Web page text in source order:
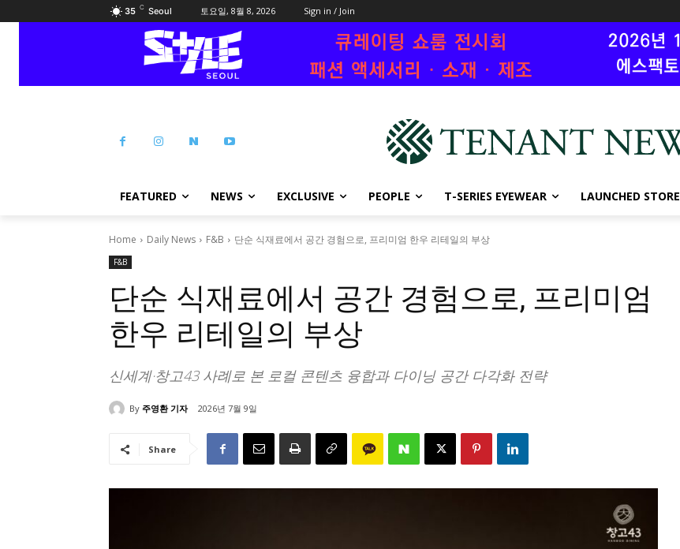
35 C Seoul 토요일, 8월 8, 2026 Sign in / Join
FEATURED NEWS EXCLUSIVE PEOPLE T-SERIES EYEWEAR LAUNCHED STORE
Home Daily News F&B 단순 식재료에서 공간 경험으로, 프리미엄 한우 리테일의 부상
F&B
단순 식재료에서 공간 경험으로, 프리미엄
한우 리테일의 부상
신세계·창고43 사례로 본 로컬 콘텐츠 융합과 다이닝 공간 다각화 전략
By 주영환 기자 2026년 7월 9일
Share